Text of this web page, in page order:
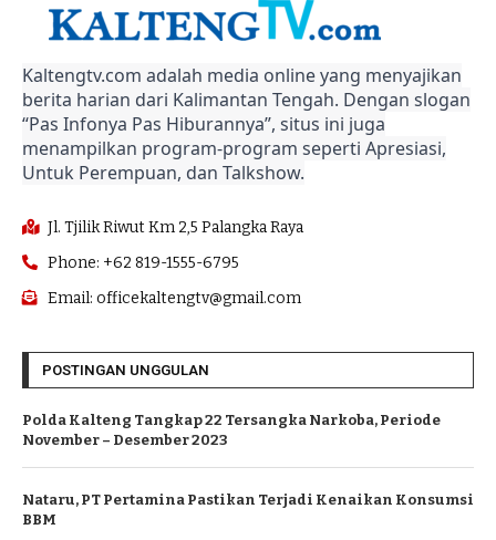
Kaltengtv.com adalah media online yang menyajikan
berita harian dari Kalimantan Tengah. Dengan slogan
“Pas Infonya Pas Hiburannya”, situs ini juga
menampilkan program-program seperti Apresiasi,
Untuk Perempuan, dan Talkshow.
Jl. Tjilik Riwut Km 2,5 Palangka Raya
Phone: +62 819-1555-6795
Email: officekaltengtv@gmail.com
POSTINGAN UNGGULAN
Polda Kalteng Tangkap 22 Tersangka Narkoba, Periode
November – Desember 2023
Nataru, PT Pertamina Pastikan Terjadi Kenaikan Konsumsi
BBM